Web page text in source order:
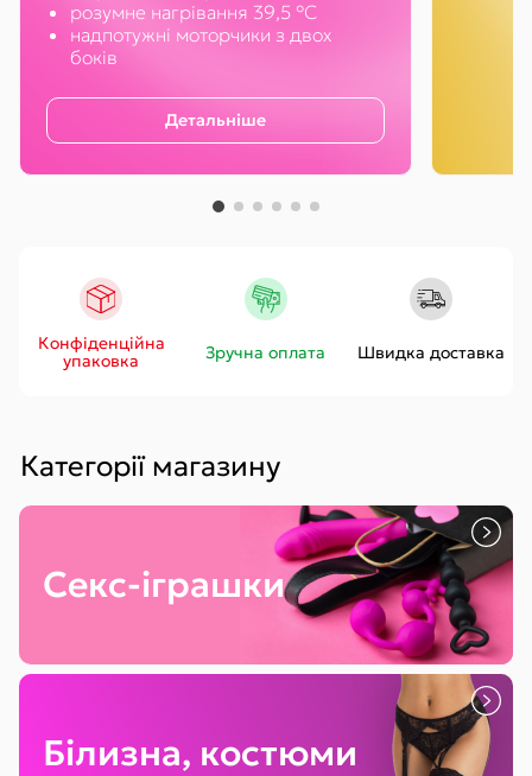
розумне нагрівання 39,5 °С
надпотужні моторчики з двох
боків
Детальніше
Конфіденційна
упаковка
Зручна оплата Швидка доставка
Категорії магазину
Секс-іграшки
Білизна, костюми